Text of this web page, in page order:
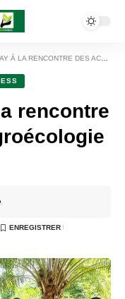
DES ACTEURS DE L’AGROÉCOLOGIE AU TOGO
rencontre